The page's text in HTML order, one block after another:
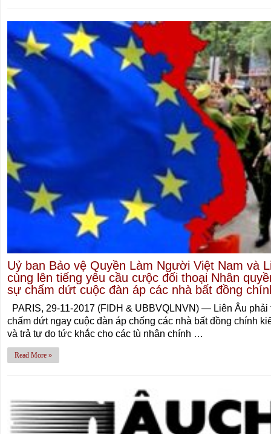
Uỷ ban Bảo vệ Quyền Làm Người Việt Nam và
cùng lên tiếng yêu cầu cưộc đối thoại Nhân
sự chấm dứt cuộc đàn áp các nhà bất đồng
PARIS, 29-11-2017 (FIDH & UBBVQLNVN) — Liên Âu
chấm dứt ngay cuộc đàn áp chống các nhà bất đồng chính
và trả tự do tức khắc cho các tù nhân chính …
Read More »